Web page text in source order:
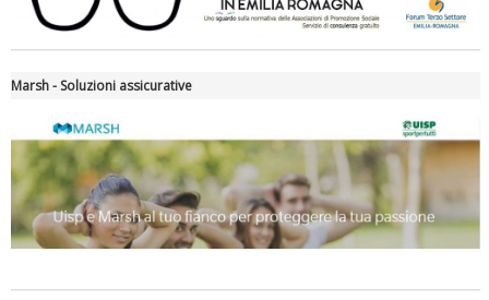
Marsh - Soluzioni assicurative